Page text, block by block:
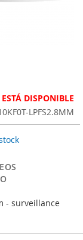
DISPONIBLE
LPFS2.8MM
- surveillance